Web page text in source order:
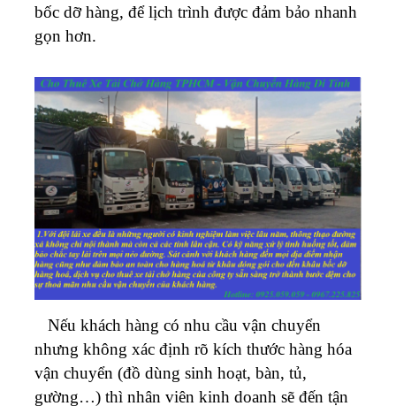
bốc dỡ hàng, để lịch trình được đảm bảo nhanh
gọn hơn.
Nếu khách hàng có nhu cầu vận chuyển
nhưng không xác định rõ kích thước hàng hóa
vận chuyển (đồ dùng sinh hoạt, bàn, tủ,
gường…) thì nhân viên kinh doanh sẽ đến tận